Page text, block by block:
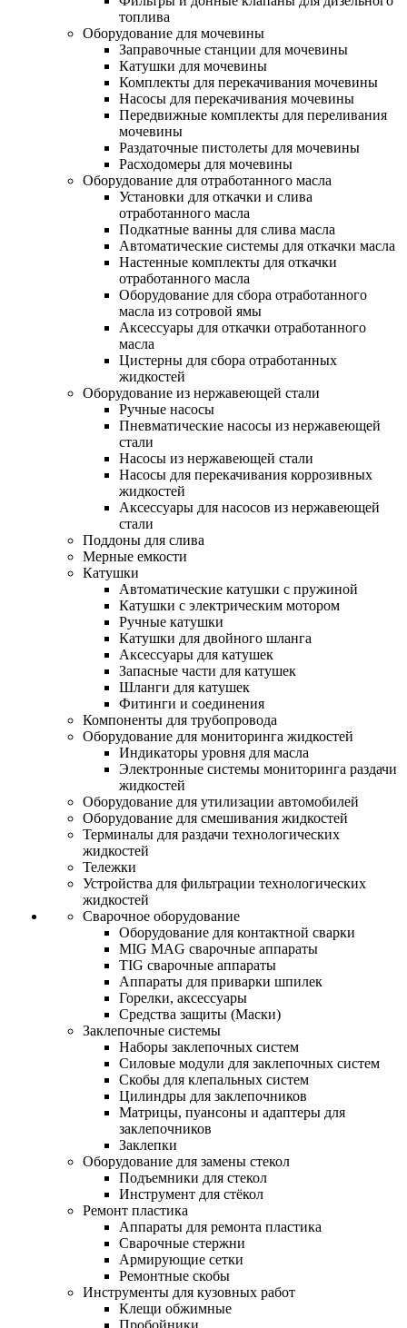
топлива
Оборудование для мочевины
Заправочные станции для мочевины
Катушки для мочевины
Комплекты для перекачивания мочевины
Насосы для перекачивания мочевины
Передвижные комплекты для переливания
мочевины
Раздаточные пистолеты для мочевины
Расходомеры для мочевины
Оборудование для отработанного масла
Установки для откачки и слива
отработанного масла
Подкатные ванны для слива масла
Автоматические системы для откачки масла
Настенные комплекты для откачки
отработанного масла
Оборудование для сбора отработанного
масла из сотровой ямы
Аксессуары для откачки отработанного
масла
Цистерны для сбора отработанных
жидкостей
Оборудование из нержавеющей стали
Ручные насосы
Пневматические насосы из нержавеющей
стали
Насосы из нержавеющей стали
Насосы для перекачивания коррозивных
жидкостей
Аксессуары для насосов из нержавеющей
стали
Поддоны для слива
Мерные емкости
Катушки
Автоматические катушки с пружиной
Катушки с электрическим мотором
Ручные катушки
Катушки для двойного шланга
Аксессуары для катушек
Запасные части для катушек
Шланги для катушек
Фитинги и соединения
Компоненты для трубопровода
Оборудование для мониторинга жидкостей
Индикаторы уровня для масла
Электронные системы мониторинга раздачи
жидкостей
Оборудование для утилизации автомобилей
Оборудование для смешивания жидкостей
Терминалы для раздачи технологических
жидкостей
Тележки
Устройства для фильтрации технологических
жидкостей
Сварочное оборудование
Оборудование для контактной сварки
MIG MAG сварочные аппараты
TIG сварочные аппараты
Аппараты для приварки шпилек
Горелки, аксессуары
Средства защиты (Маски)
Заклепочные системы
Наборы заклепочных систем
Силовые модули для заклепочных систем
Скобы для клепальных систем
Цилиндры для заклепочников
Матрицы, пуансоны и адаптеры для
заклепочников
Заклепки
Оборудование для замены стекол
Подъемники для стекол
Инструмент для стёкол
Ремонт пластика
Аппараты для ремонта пластика
Сварочные стержни
Армирующие сетки
Ремонтные скобы
Инструменты для кузовных работ
Клещи обжимные